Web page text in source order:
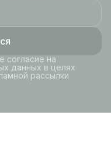
согласие на
данных в целях
рассылки